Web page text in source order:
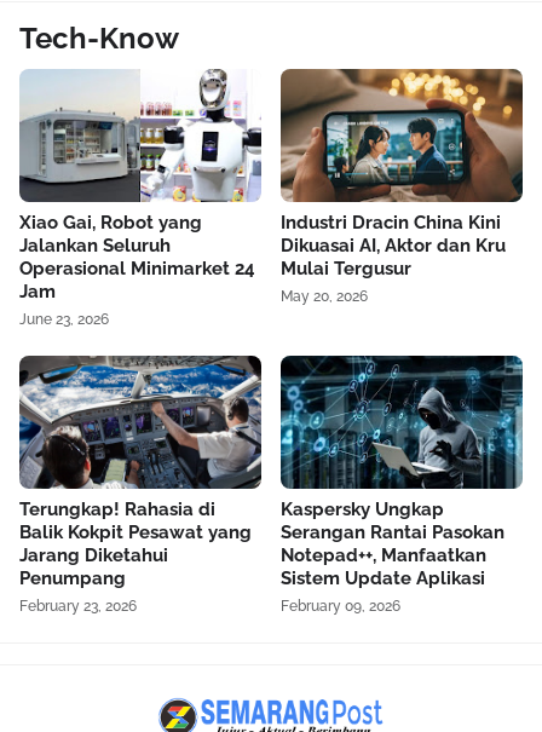
Tech-Know
Xiao Gai, Robot yang
Jalankan Seluruh
Operasional Minimarket 24
Jam
June 23, 2026
Industri Dracin China Kini
Dikuasai AI, Aktor dan Kru
Mulai Tergusur
May 20, 2026
Terungkap! Rahasia di
Balik Kokpit Pesawat yang
Jarang Diketahui
Penumpang
February 23, 2026
Kaspersky Ungkap
Serangan Rantai Pasokan
Notepad++, Manfaatkan
Sistem Update Aplikasi
February 09, 2026